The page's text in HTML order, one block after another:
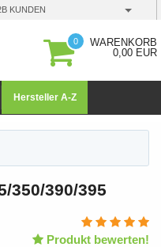
KUNDEN
0
WARENKORB
0,00 EUR
Hersteller A-Z
350/390/395
Produkt bewerten!